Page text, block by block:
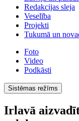
Redakcijas sleja
Veselība
Projekti
Tukumā un
Foto
Video
Podkāsti
Sistēmas režīms
Irlavā